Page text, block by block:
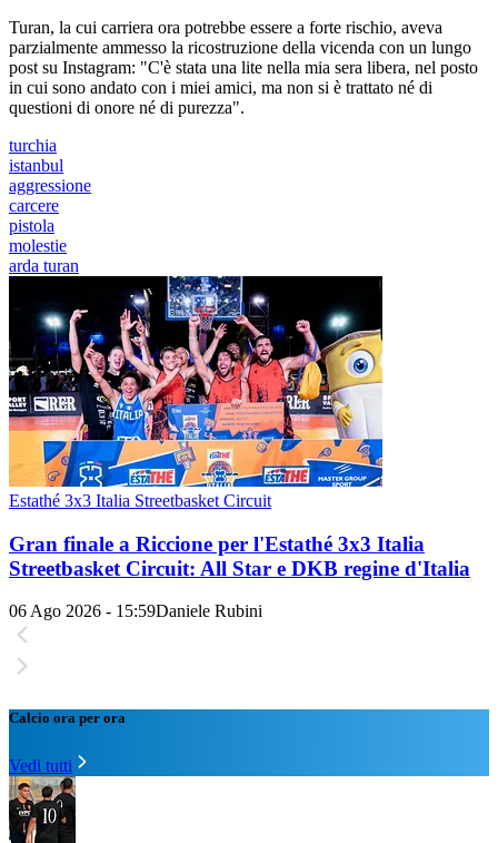
Turan, la cui carriera ora potrebbe essere a forte rischio, aveva
parzialmente ammesso la ricostruzione della vicenda con un lungo
post su Instagram: "C'è stata una lite nella mia sera libera, nel posto
in cui sono andato con i miei amici, ma non si è trattato né di
questioni di onore né di purezza".
turchia
istanbul
aggressione
carcere
pistola
molestie
arda turan
Estathé 3x3 Italia Streetbasket Circuit
Gran finale a Riccione per l'Estathé 3x3 Italia
Streetbasket Circuit: All Star e DKB regine d'Italia
06 Ago 2026 - 15:59Daniele Rubini
Calcio ora per ora
Vedi tutti